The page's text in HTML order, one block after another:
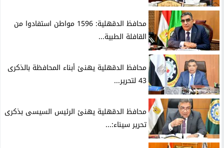
محافظ الدقهلية: 1596 مواطن استفادوا من
القافلة الطبية...
محافظ الدقهلية يهنئ أبناء المحافظة بالذكرى
43 لتحرير...
محافظ الدقهلية يهنئ الرئيس السيسى بذكرى
تحرير سيناء:...